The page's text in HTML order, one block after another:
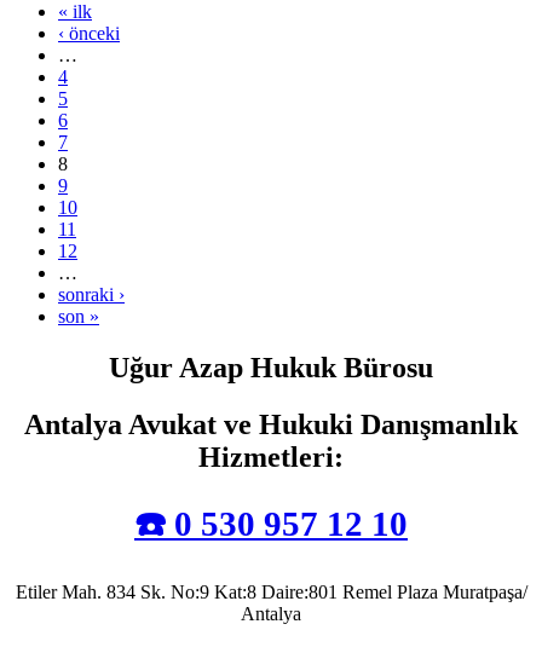
« ilk
‹ önceki
…
4
5
6
7
8
9
10
11
12
…
sonraki ›
son »
Uğur Azap Hukuk Bürosu
Antalya Avukat ve Hukuki Danışmanlık
Hizmetleri:
☎️ 0 530 957 12 10
Etiler Mah. 834 Sk. No:9 Kat:8 Daire:801 Remel Plaza Muratpaşa/
Antalya